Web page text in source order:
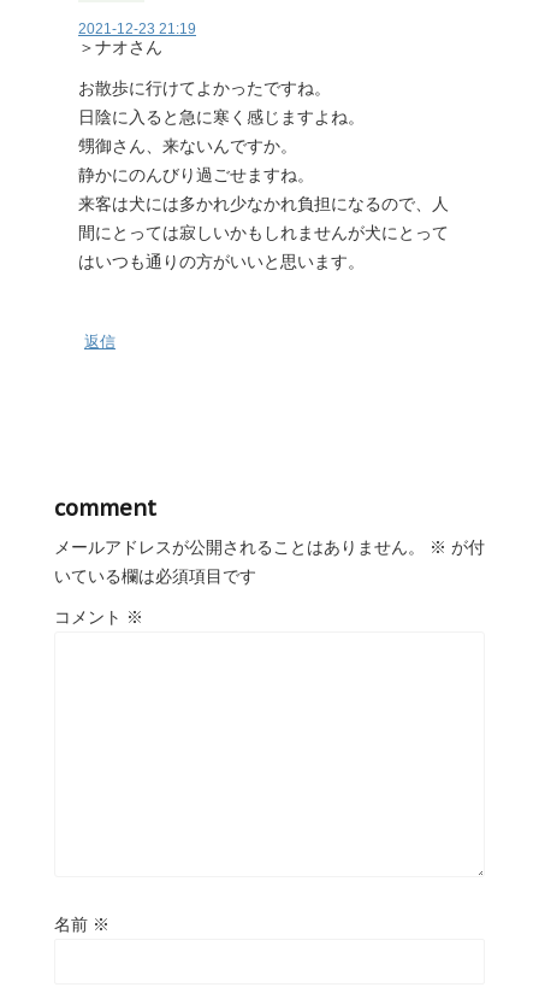
2021-12-23 21:19
＞ナオさん
お散歩に行けてよかったですね。
日陰に入ると急に寒く感じますよね。
甥御さん、来ないんですか。
静かにのんびり過ごせますね。
来客は犬には多かれ少なかれ負担になるので、人
間にとっては寂しいかもしれませんが犬にとって
はいつも通りの方がいいと思います。
返信
comment
メールアドレスが公開されることはありません。 ※ が付
いている欄は必須項目です
コメント ※
名前 ※